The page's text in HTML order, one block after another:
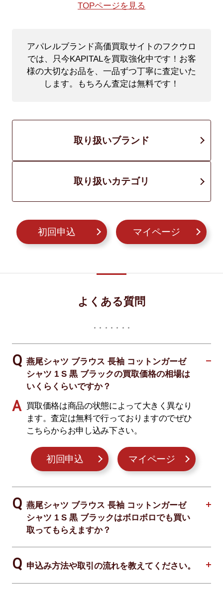
TOPページを見る
アパレルブランド高価買取サイトのフクウロ
では、只今KAPITALを買取強化中です！ お客
様の大切なお品を、一品ずつ丁寧に査定いた
します。もちろん査定は無料です！
取り扱いブランド
取り扱いカテゴリ
初回申込 マイページ
よくある質問
燕尾シャツ ブラウス 長袖 コットンガーゼ
シャツ 1 S 黒 ブラックの買取価格の相場は
いくらくらいですか？
買取価格は商品の状態によって大きく異なり
ます。査定は無料で行っておりますのでぜひ
こちらからお申し込み下さい。
初回申込 マイページ
燕尾シャツ ブラウス 長袖 コットンガーゼ
シャツ 1 S 黒 ブラックはボロボロでも買い
取ってもらえますか？
申込み方法や取引の流れを教えてください。